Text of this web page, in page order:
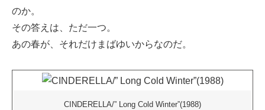
のか。
その答えは、ただ一つ。
あの春が、それだけまばゆいからなのだ。
CINDERELLA/” Long Cold Winter”(1988)